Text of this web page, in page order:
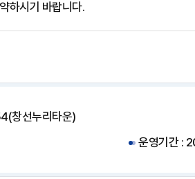
하시기 바랍니다.
창선누리타운)
운영기간 :